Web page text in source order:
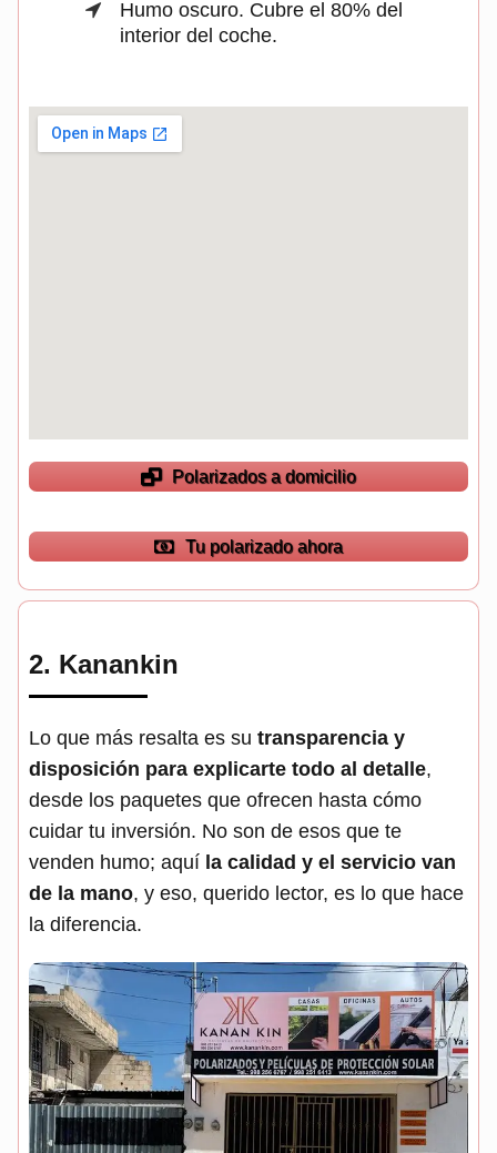
Humo oscuro. Cubre el 80% del
interior del coche.
Polarizados a domicilio
Tu polarizado ahora
2. Kanankin
Lo que más resalta es su transparencia y
disposición para explicarte todo al detalle,
desde los paquetes que ofrecen hasta cómo
cuidar tu inversión. No son de esos que te
venden humo; aquí la calidad y el servicio van
de la mano, y eso, querido lector, es lo que hace
la diferencia.